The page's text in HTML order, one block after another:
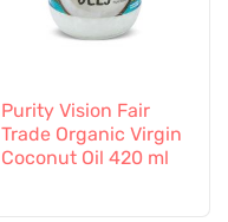
Purity Vision Fair
Trade Organic Virgin
Coconut Oil 420 ml